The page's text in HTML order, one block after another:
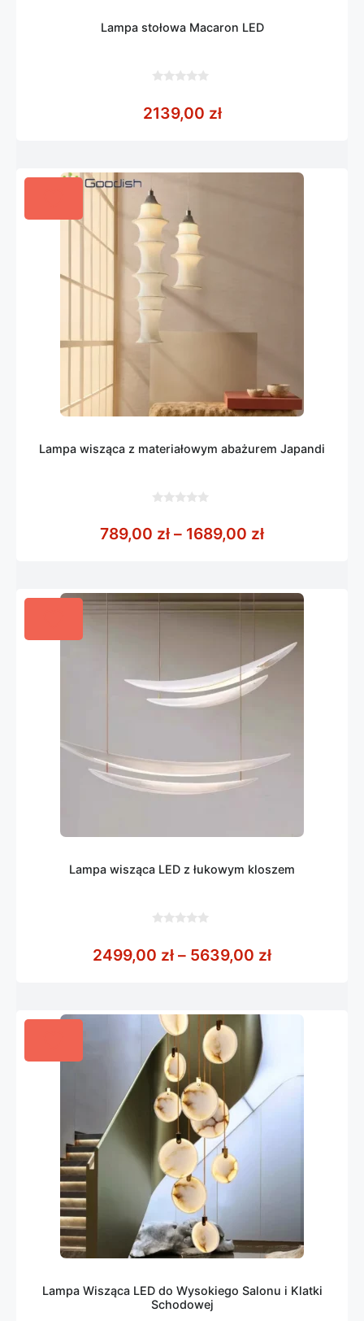
Lampa stołowa Macaron LED
5
2139,00 zł
Lampa wisząca z materiałowym abażurem Japandi
5
789,00 zł – 1689,00 złZakres cen:
Lampa wisząca LED z łukowym kloszem
5
2499,00 zł – 5639,00 złZakres cen:
Lampa Wisząca LED do Wysokiego Salonu i Klatki
Schodowej